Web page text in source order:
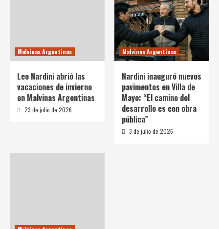
Malvinas Argentinas
Leo Nardini abrió las
vacaciones de invierno
en Malvinas Argentinas
23 de julio de 2026
Malvinas Argentinas
Nardini inauguró nuevos
pavimentos en Villa de
Mayo: “El camino del
desarrollo es con obra
pública”
3 de julio de 2026